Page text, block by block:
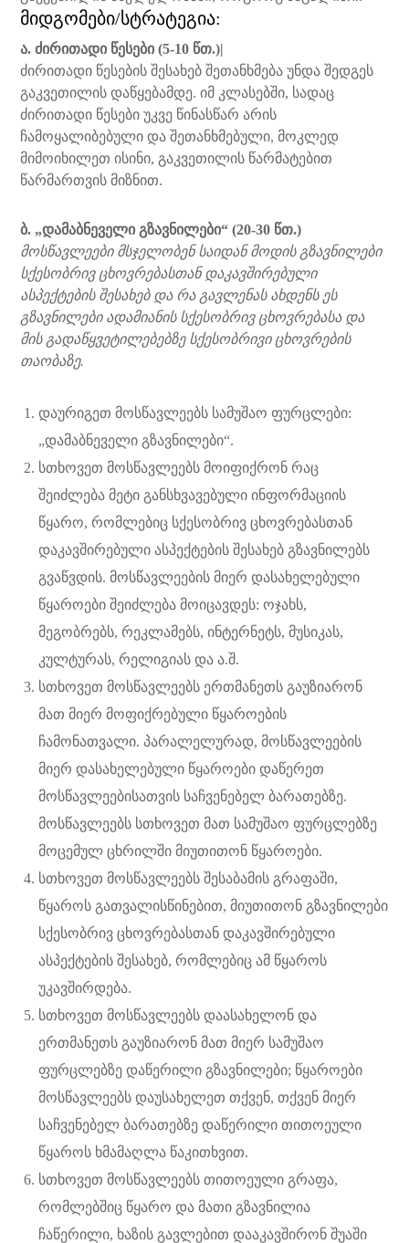
მიდგომები/სტრატეგია:
ა.ძირითადი წესები (5-10 წთ.)|
ძირითადი წესების შესახებ შეთანხმება უნდა შედგეს
გაკვეთილის დაწყებამდე. იმ კლასებში, სადაც
ძირითადი წესები უკვე წინასწარ არის
ჩამოყალიბებული და შეთანხმებული, მოკლედ
მიმოიხილეთ ისინი, გაკვეთილის წარმატებით
წარმართვის მიზნით.
ბ. „დამაბნეველი გზავნილები“(20-30 წთ.)
მოსწავლეები მსჯელობენ საიდან მოდის გზავნილები
სქესობრივ ცხოვრებასთან დაკავშირებული
ასპექტების შესახებ და რა გავლენას ახდენს ეს
გზავნილები ადამიანის სქესობრივ ცხოვრებასა და
მის გადაწყვეტილებებზე სქესობრივი ცხოვრების
თაობაზე.
დაურიგეთ მოსწავლეებს სამუშაო ფურცლები:
„დამაბნეველი გზავნილები“.
სთხოვეთ მოსწავლეებს მოიფიქრონ რაც
შეიძლება მეტი განსხვავებული ინფორმაციის
წყარო, რომლებიც სქესობრივ ცხოვრებასთან
დაკავშირებული ასპექტების შესახებ გზავნილებს
გვაწვდის. მოსწავლეების მიერ დასახელებული
წყაროები შეიძლება მოიცავდეს: ოჯახს,
მეგობრებს, რეკლამებს, ინტერნეტს, მუსიკას,
კულტურას, რელიგიას და ა.შ.
სთხოვეთ მოსწავლეებს ერთმანეთს გაუზიარონ
მათ მიერ მოფიქრებული წყაროების
ჩამონათვალი. პარალელურად, მოსწავლეების
მიერ დასახელებული წყაროები დაწერეთ
მოსწავლეებისათვის საჩვენებელ ბარათებზე.
მოსწავლეებს სთხოვეთ მათ სამუშაო ფურცლებზე
მოცემულ ცხრილში მიუთითონ წყაროები.
სთხოვეთ მოსწავლეებს შესაბამის გრაფაში,
წყაროს გათვალისწინებით, მიუთითონ გზავნილები
სქესობრივ ცხოვრებასთან დაკავშირებული
ასპექტების შესახებ, რომლებიც ამ წყაროს
უკავშირდება.
სთხოვეთ მოსწავლეებს დაასახელონ და
ერთმანეთს გაუზიარონ მათ მიერ სამუშაო
ფურცლებზე დაწერილი გზავნილები; წყაროები
მოსწავლეებს დაუსახელეთ თქვენ, თქვენ მიერ
საჩვენებელ ბარათებზე დაწერილი თითოეული
წყაროს ხმამაღლა წაკითხვით.
სთხოვეთ მოსწავლეებს თითოეული გრაფა,
რომლებშიც წყარო და მათი გზავნილია
ჩაწერილი, ხაზის გავლებით დააკავშირონ შუაში